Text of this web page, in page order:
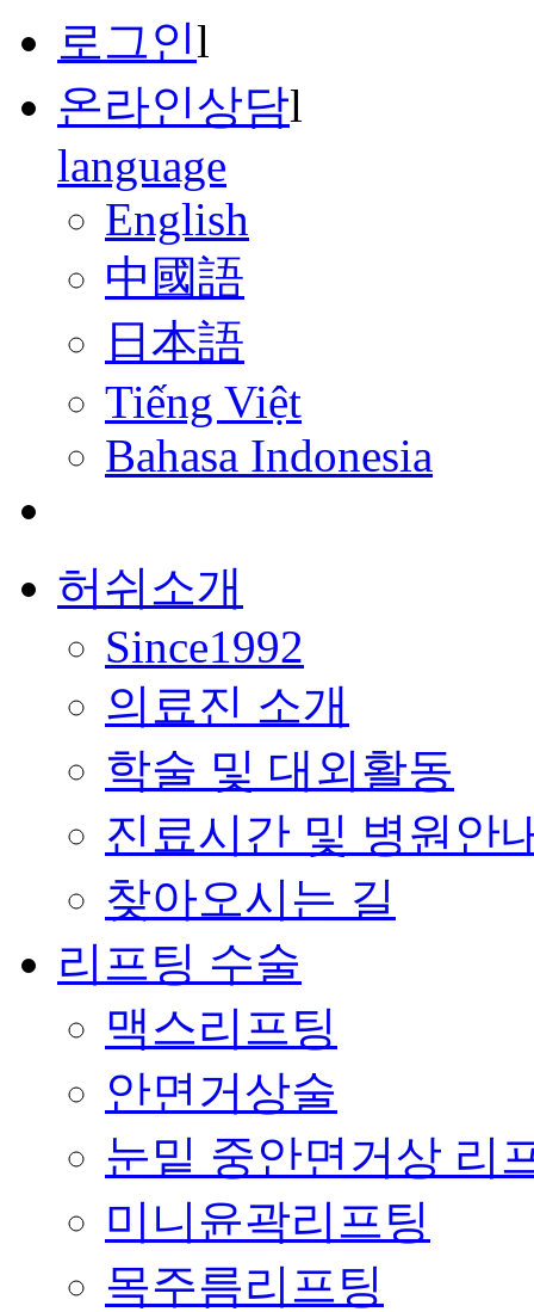
로그인l
온라인상담l
language
English
中國語
日本語
Tiếng Việt
Bahasa Indonesia
허쉬소개
Since1992
의료진 소개
학술 및 대외활동
진료시간 및 병원안
찾아오시는 길
리프팅 수술
맥스리프팅
안면거상술
눈밑 중안면거상 리
미니윤곽리프팅
목주름리프팅